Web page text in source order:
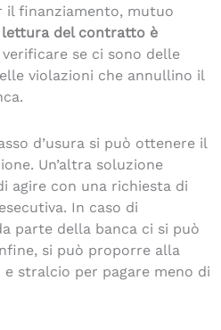
il finanziamento, mutuo
lettura del contratto è
se ci sono delle
violazioni che annullino il
d’usura si può ottenere il
Un’altra soluzione
agire con una richiesta di
In caso di
parte della banca ci si può
si può proporre alla
e stralcio per pagare meno di